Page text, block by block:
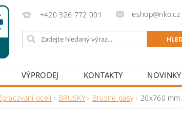
+420 326 772 001 eshop@nko.cz
VÝPRODEJ KONTAKTY NOVINKY
oceli BRUSKY Brusné pásy 20x760 mm